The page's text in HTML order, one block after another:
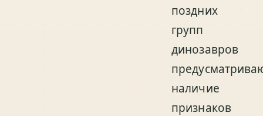
поздних
групп
динозавров
наличие
признаков